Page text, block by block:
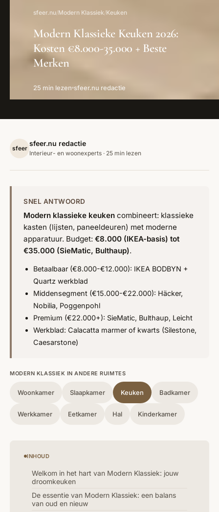
sfeer.nu/Modern Klassiek/Keuken
Modern Klassieke Keuken 2026:
Kosten €8.000-35.000 + Beste
Merken
25 min lezen sfeer.nu redactie
sfeer
sfeer.nu redactie
Interieur- en woonexperts · 25 min lezen
SNEL ANTWOORD
Modern klassieke keuken combineert: klassieke
kasten (lijsten, paneeldeuren) met moderne
apparatuur. Budget: €8.000 (IKEA-basis) tot
€35.000 (SieMatic, Bulthaup).
Betaalbaar (€8.000-€12.000): IKEA BODBYN +
Quartz werkblad
Middensegment (€15.000-€22.000): Häcker,
Nobilia, Poggenpohl
Premium (€22.000+): SieMatic, Bulthaup, Leicht
Werkblad: Calacatta marmer of kwarts (Silestone,
Caesarstone)
MODERN KLASSIEK IN ANDERE RUIMTES
Woonkamer Slaapkamer Keuken Badkamer
Werkkamer Eetkamer Hal Kinderkamer
INHOUD
Welkom in het hart van Modern Klassiek: jouw
droomkeuken
De essentie van Modern Klassiek: een balans
van oud en nieuw